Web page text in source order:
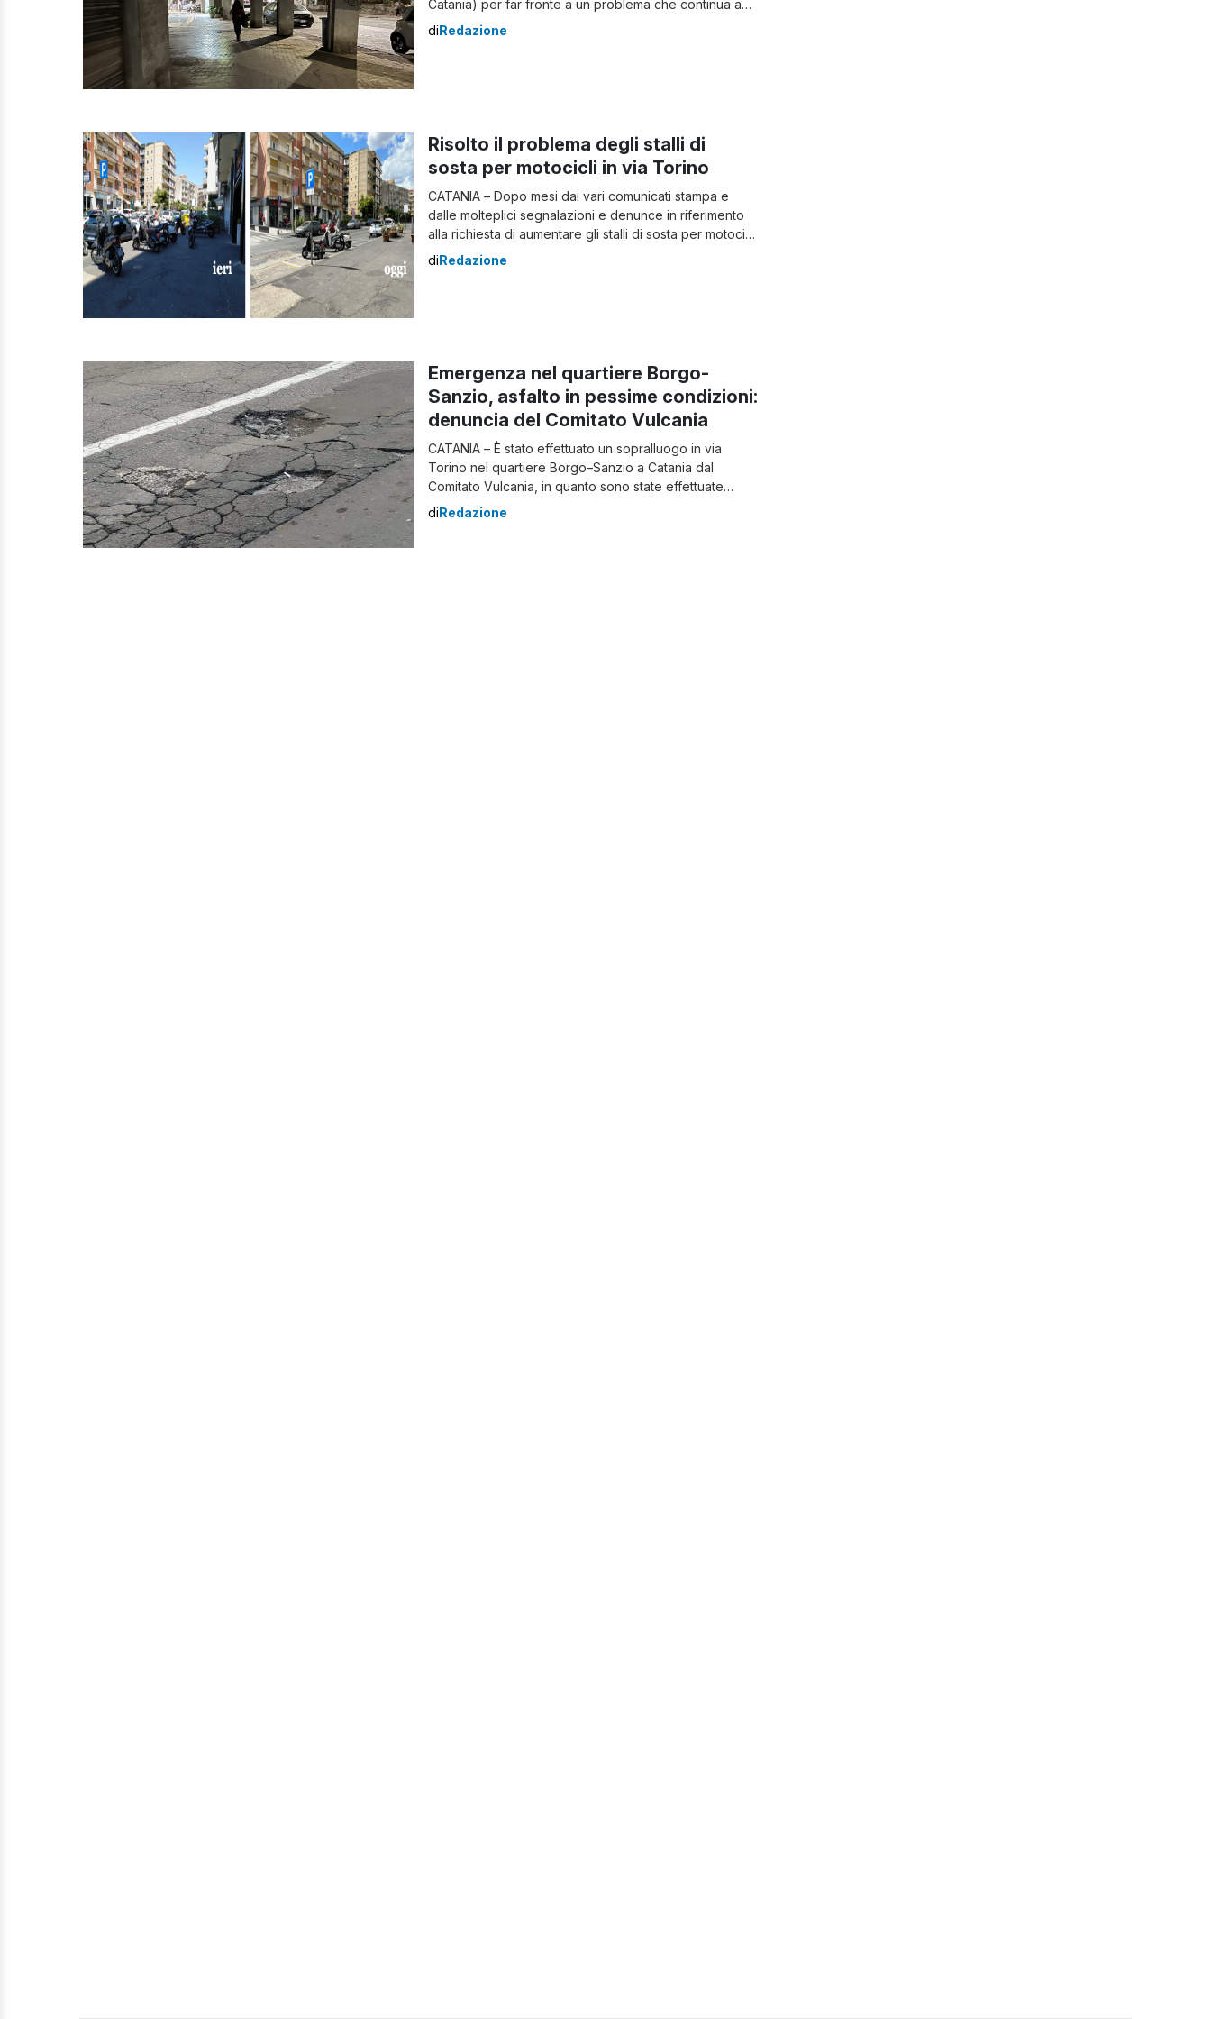
Catania) per far fronte a un problema che continua a
persistere da troppo tempo, nonostante siano
diRedazione
Risolto il problema degli stalli di
sosta per motocicli in via Torino
CATANIA – Dopo mesi dai vari comunicati stampa e
dalle molteplici segnalazioni e denunce in riferimento
alla richiesta di aumentare gli stalli di sosta per motocicli
in via Torino, nella zona del quartiere Borgo Sanzio di
diRedazione
Emergenza nel quartiere Borgo-
Sanzio, asfalto in pessime condizioni:
denuncia del Comitato Vulcania
CATANIA – È stato effettuato un sopralluogo in via
Torino nel quartiere Borgo–Sanzio a Catania dal
Comitato Vulcania, in quanto sono state effettuate
diverse segnalazioni dai cittadini, a causa della
diRedazione